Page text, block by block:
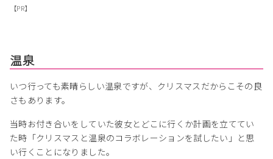
【PR】
温泉
いつ行っても素晴らしい温泉ですが、クリスマスだからこその良
さもあります。
当時お付き合いをしていた彼女とどこに行くか計画を立ててい
た時「クリスマスと温泉のコラボレーションを試したい」と思
い行くことになりました。